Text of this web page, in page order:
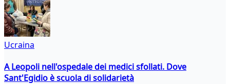
Ucraina
A Leopoli nell'ospedale dei medici sfollati. Dove
Sant'Egidio è scuola di solidarietà